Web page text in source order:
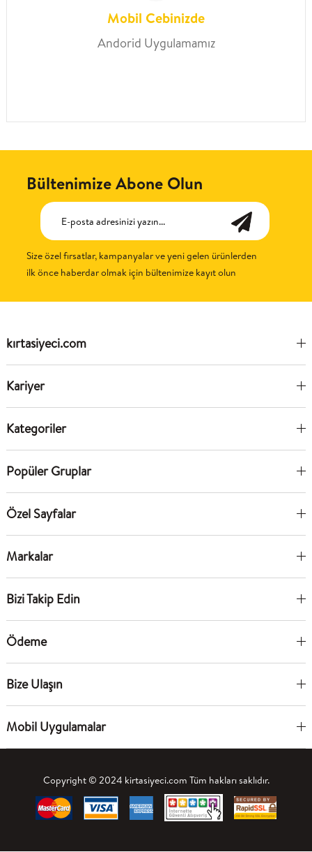
Mobil Cebinizde
Andorid Uygulamamız
Bültenimize Abone Olun
Size özel fırsatlar, kampanyalar ve yeni gelen ürünlerden
ilk önce haberdar olmak için bültenimize kayıt olun
kırtasiyeci.com
Kariyer
Kategoriler
Popüler Gruplar
Özel Sayfalar
Markalar
Bizi Takip Edin
Ödeme
Bize Ulaşın
Mobil Uygulamalar
Copyright © 2024 kirtasiyeci.com Tüm hakları saklıdır.